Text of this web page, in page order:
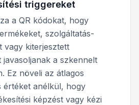
triggereket
a QR kódokat, hogy
szolgáltatás-
vagy kiterjesztett
javasoljanak a szkennelt
Ez növeli az átlagos
értéket anélkül, hogy
képzést vagy kézi